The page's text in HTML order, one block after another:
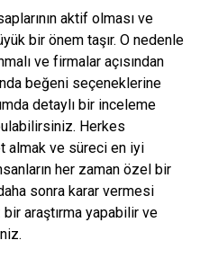
aktif olması ve
bir önem taşır. O nedenle
ve firmalar açısından
beğeni seçeneklerine
detaylı bir inceleme
Herkes
almak ve süreci en iyi
her zaman özel bir
sonra karar vermesi
araştırma yapabilir ve